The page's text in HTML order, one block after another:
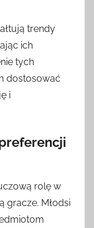
trendy
ich
tych
dostosować
i
rolę w
gracze. Młodsi